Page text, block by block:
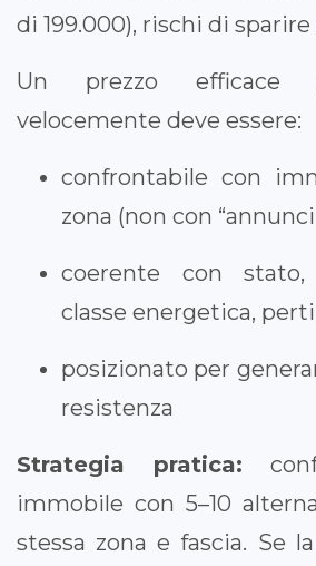
di 199.000), rischi di
Un prezzo efficace
velocemente deve essere:
confrontabile con
zona (non con
coerente con stato,
classe energetica,
posizionato per
resistenza
Strategia pratica:
immobile con 5–10
stessa zona e fascia. Se